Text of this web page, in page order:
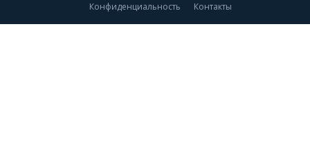
Конфиденциальность
Контакты